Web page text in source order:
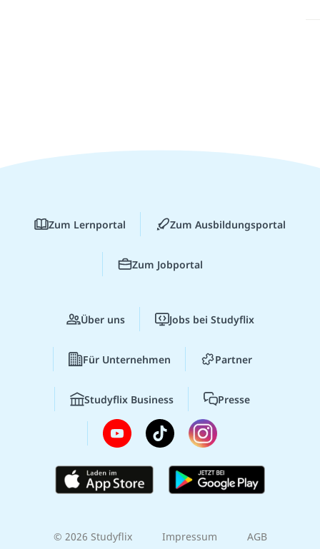
Zum Lernportal Zum Ausbildungsportal
Zum Jobportal
Über uns Jobs bei Studyflix
Für Unternehmen Partner
Studyflix Business Presse
© 2026 Studyflix Impressum AGB